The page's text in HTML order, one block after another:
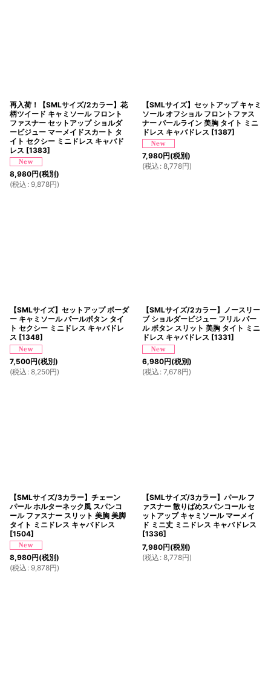
再入荷！【SMLサイズ/2カラー】花
柄ツイード キャミソール フロント
ファスナー セットアップ ショルダ
ービジュー マーメイドスカート タ
イト セクシー ミニドレス キャバド
レス [1383]
8,980円(税別)
(税込 : 9,878円)
【SMLサイズ】セットアップ キャミ
ソール オフショル フロントファス
ナー パールライン 美胸 タイト ミニ
ドレス キャバドレス [1387]
7,980円(税別)
(税込 : 8,778円)
【SMLサイズ】セットアップ ボーダ
ー キャミソール パールボタン タイ
ト セクシー ミニドレス キャバドレ
ス [1348]
7,500円(税別)
(税込 : 8,250円)
【SMLサイズ/2カラー】ノースリー
ブ ショルダービジュー フリル パー
ル ボタン スリット 美胸 タイト ミニ
ドレス キャバドレス [1331]
6,980円(税別)
(税込 : 7,678円)
【SMLサイズ/3カラー】チェーン
パール ホルターネック風 スパンコ
ール ファスナー スリット 美胸 美脚
タイト ミニドレス キャバドレス
[1504]
8,980円(税別)
(税込 : 9,878円)
【SMLサイズ/3カラー】パール フ
ァスナー 散りばめスパンコール セ
ットアップ キャミソール マーメイ
ド ミニ丈 ミニドレス キャバドレス
[1336]
7,980円(税別)
(税込 : 8,778円)